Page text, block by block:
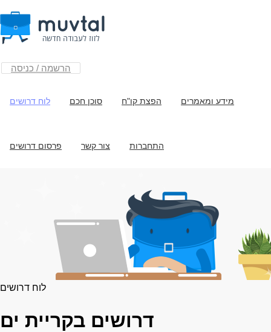
הרשמה / כניסה
לוח דרושים סוכן חכם הפצת קו"ח מידע ומאמרים
פרסום דרושים צור קשר התחברות
לוח דרושים
דרושים בקריית ים